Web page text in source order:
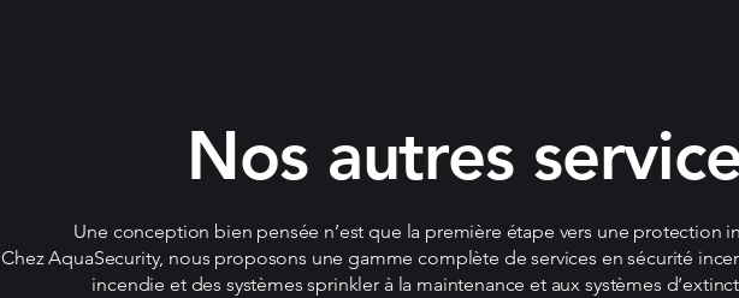
Nos autres
Une conception bien pensée n’est que la première étape vers une protection
Chez AquaSecurity, nous proposons une gamme complète de services en sécurité
incendie et des systèmes sprinkler à la maintenance et aux systèmes